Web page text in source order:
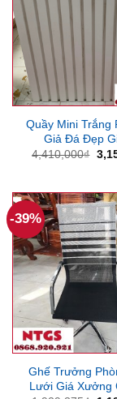
Quầy Mini Trắng
Giả Đá Đẹp
4,410,000₫ Giá
-39%
Ghế Trưởng
Lưới Giá Xưởng